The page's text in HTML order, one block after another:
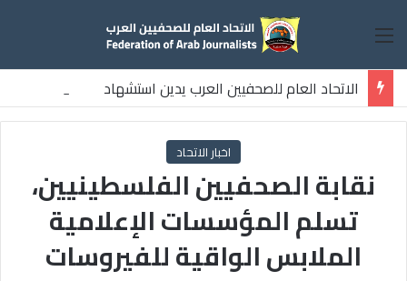
القائمة
الاتحاد العام للصحفيين العرب يدين استشهاد
ثلاثة صحفيين فلسطينيين باستهداف إسرائيلي وسط قطاع غزة
اخبار الاتحاد
نقابة الصحفيين الفلسطينيين،
تسلم المؤسسات الإعلامية
الملابس الواقية للفيروسات